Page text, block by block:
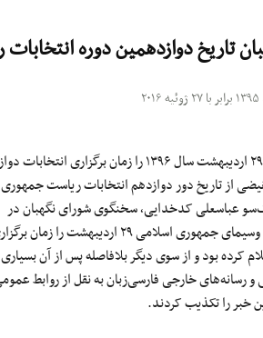
کیهان
لندن
تاریخ دوازدهمین دوره
از تاریخ دور دوازدهم انتخابات ریاست جمهوری
منتشر شد؛ از یک‌سو عباسعلی کدخدایی٬ سخنگوی شورای نگهبان در
گفت‌وگو با صدا وسیمای جمهوری اسلامی ۲۹ اردیبهشت را زمان
کرده بود و از سوی دیگر بلافاصله پس از آن
و رسانه‌های خارجی فارسی‌زبان به نقل از روابط
خبر را تکذیب کردند.